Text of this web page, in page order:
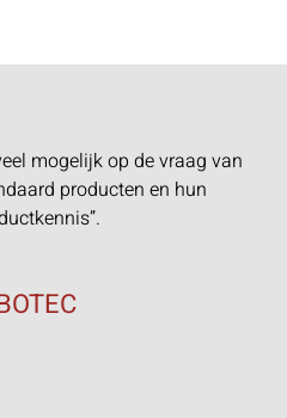
mogelijk op de vraag van
producten en hun